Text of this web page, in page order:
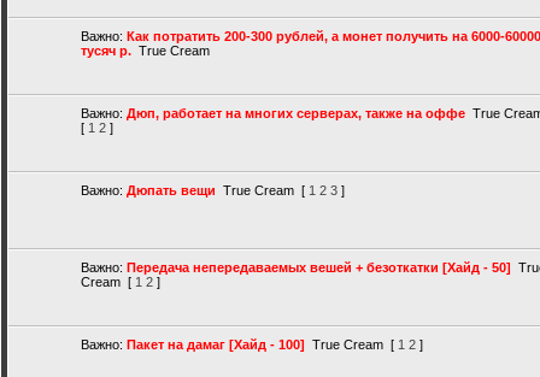
Важно: Как потратить 200-300 рублей, а монет получить на 6000-60000
тусяч р. True Cream
Важно: Дюп, работает на многих серверах, также на оффе True
[ 1 2 ]
Важно: Дюпать вещи True Cream [ 1 2 3 ]
Важно: Передача непередаваемых вешей + безоткатки [Хайд - 50]
Cream [ 1 2 ]
Важно: Пакет на дамаг [Хайд - 100] True Cream [ 1 2 ]